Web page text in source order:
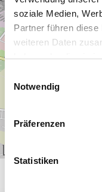
soziale Medien,
Partner führen
weiteren Daten
haben oder die sie
Notwendig
Präferenzen
Statistiken
−